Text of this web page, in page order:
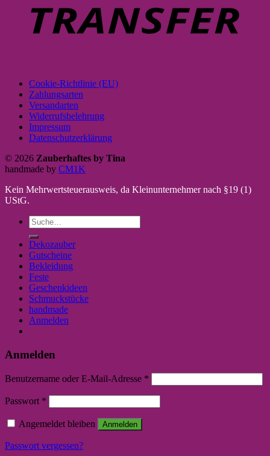
Cookie-Richtlinie (EU)
Zahlungsarten
Versandarten
Widerrufsbelehrung
Impressum
Datenschutzerklärung
© 2026 Zauberhaftes by Tina
handmade by CM1K
Kein Mehrwertsteuerausweis, da Kleinunternehmer nach §19 (1)
UStG.
Suche
nach:
Dekozauber
Gutscheine
Bekleidung
Feste
Geschenkideen
Schmuckstücke
handmade
Anmelden
Anmelden
Benutzername oder E-Mail-Adresse *
Passwort *
Angemeldet bleiben Anmelden
Passwort vergessen?